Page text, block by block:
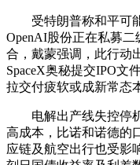
受特朗普称和平可能
OpenAI股份正在私募
合，戴蒙强调，此行动
SpaceX奥秘提交IPO文
拉交付疲软或成新常态
电解出产线失控停机
高成本，比诺和诺德的
应链及航空出行也受影